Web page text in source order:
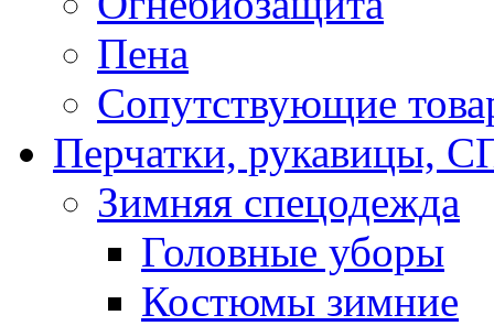
Пена
Сопутствующие
Перчатки,
Зимняя спецодежда
Головные уборы
Костюмы зимние